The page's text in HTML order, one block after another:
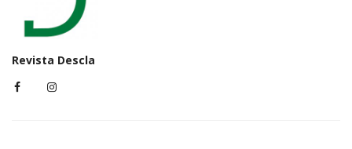
Revista Descla